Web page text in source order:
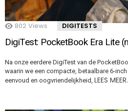
802 Views DIGITESTS
DigiTest: PocketBook Era Lite
Na onze eerdere DigiTest van de
waarin we een compacte, betaalbare 6-
eenvoud en oogvriendelijkheid, LEES